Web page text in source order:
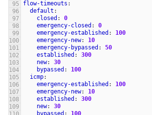
flow-timeouts :
default :
closed :
0
emergency-closed :
0
emergency-established :
100
emergency-new:
10
emergency-bypassed :
50
established :
300
new:
30
bypassed :
100
icmp:
emergency-established :
100
emergency-new:
10
established :
300
new:
30